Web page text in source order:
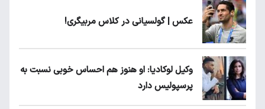
عکس | گولسیانی در کلاس مربیگری!
وکیل لوکادیا: او هنوز هم احساس خوبی نسبت به
پرسپولیس دارد